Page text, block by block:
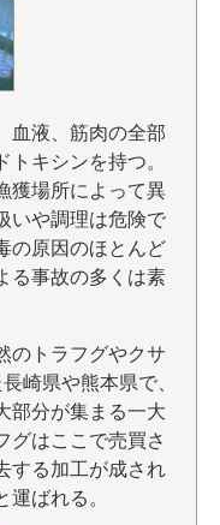
血液、筋肉の全部
キシンを持つ。
獲場所によって異
いや調理は危険で
の原因のほとんど
る事故の多くは素
のトラフグやクサ
崎県や熊本県で、
部分が集まる一大
グはここで売買さ
する加工が成され
ばれる。